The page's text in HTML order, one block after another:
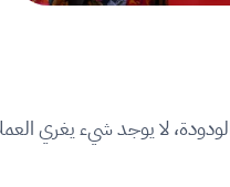
الودودة، لا يوجد شيء